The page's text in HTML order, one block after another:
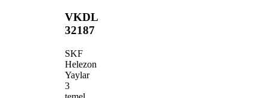
VKDL
32187
SKF
Helezon
Yaylar
3